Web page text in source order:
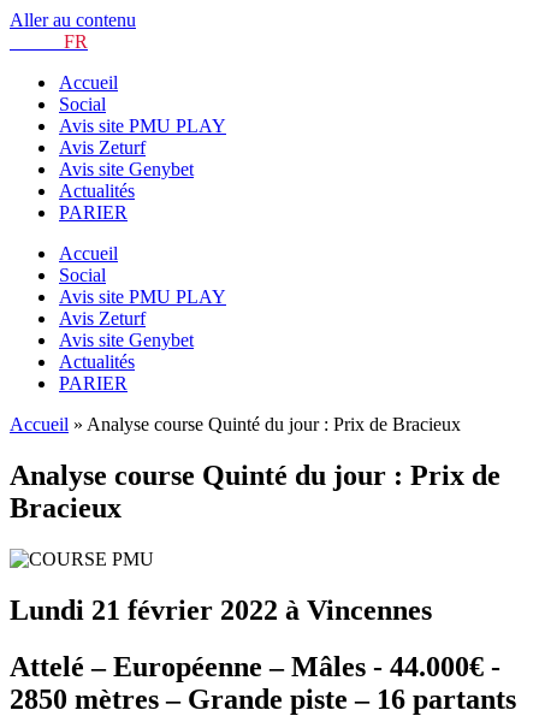
Aller au contenu
FR
Accueil
Social
Avis site PMU PLAY
Avis Zeturf
Avis site Genybet
Actualités
PARIER
Accueil
Social
Avis site PMU PLAY
Avis Zeturf
Avis site Genybet
Actualités
PARIER
Accueil » Analyse course Quinté du jour : Prix de Bracieux
Analyse course Quinté du jour : Prix de
Bracieux
Lundi 21 février 2022 à Vincennes
Attelé – Européenne – Mâles - 44.000€ -
2850 mètres – Grande piste – 16 partants